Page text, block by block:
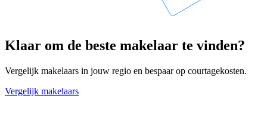
Klaar om de beste makelaar te vinden?
Vergelijk makelaars in jouw regio en bespaar op courtagekosten.
Vergelijk makelaars